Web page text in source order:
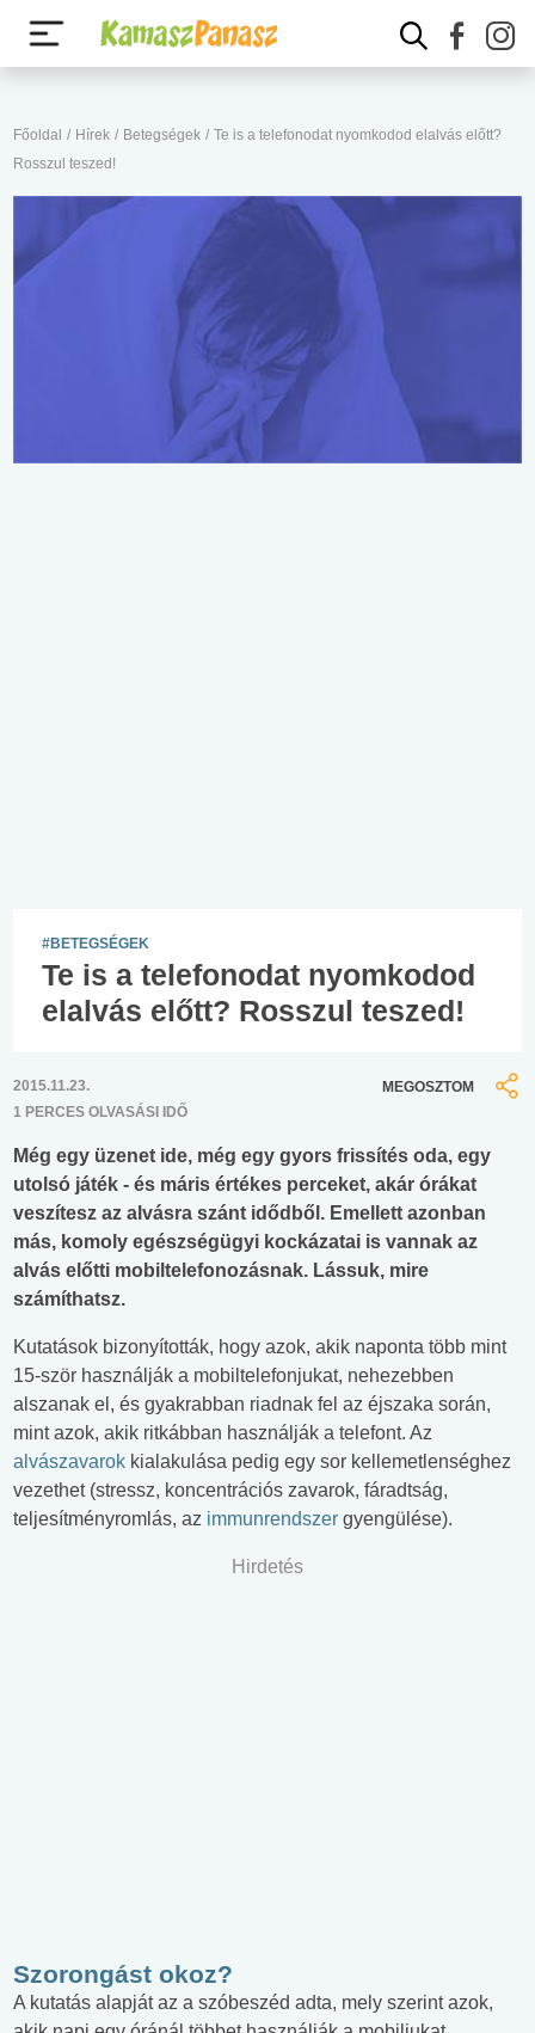
Főoldal / Hírek / Betegségek / Te is a telefonodat nyomkodod elalvás előtt?
Rosszul teszed!
#BETEGSÉGEK
Te is a telefonodat nyomkodod
elalvás előtt? Rosszul teszed!
2015.11.23.
1 PERCES OLVASÁSI IDŐ
MEGOSZTOM
Még egy üzenet ide, még egy gyors frissítés oda, egy
utolsó játék - és máris értékes perceket, akár órákat
veszítesz az alvásra szánt idődből. Emellett azonban
más, komoly egészségügyi kockázatai is vannak az
alvás előtti mobiltelefonozásnak. Lássuk, mire
számíthatsz.
Kutatások bizonyították, hogy azok, akik naponta több mint
15-ször használják a mobiltelefonjukat, nehezebben
alszanak el, és gyakrabban riadnak fel az éjszaka során,
mint azok, akik ritkábban használják a telefont. Az
alvászavarok kialakulása pedig egy sor kellemetlenséghez
vezethet (stressz, koncentrációs zavarok, fáradtság,
teljesítményromlás, az immunrendszer gyengülése).
Hirdetés
Szorongást okoz?
A kutatás alapját az a szóbeszéd adta, mely szerint azok,